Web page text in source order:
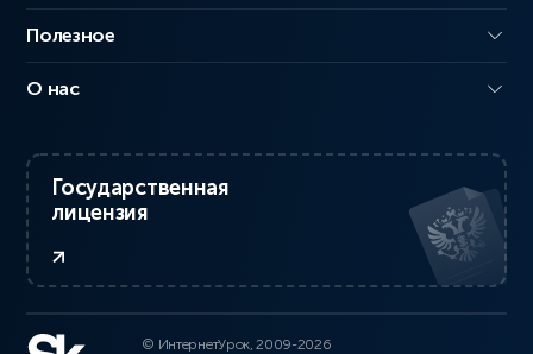
Полезное
О нас
Государственная
лицензия
© ИнтернетУрок, 2009-2026